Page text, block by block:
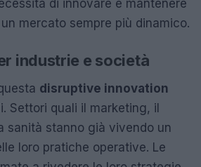
di innovare e mantenere
mercato sempre più dinamico.
industrie e società
disruptive innovation
Settori quali il marketing, il
sanità stanno già vivendo un
loro pratiche operative. Le